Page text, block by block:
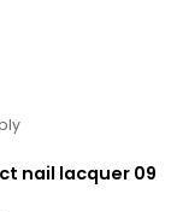
nail lacquer 09